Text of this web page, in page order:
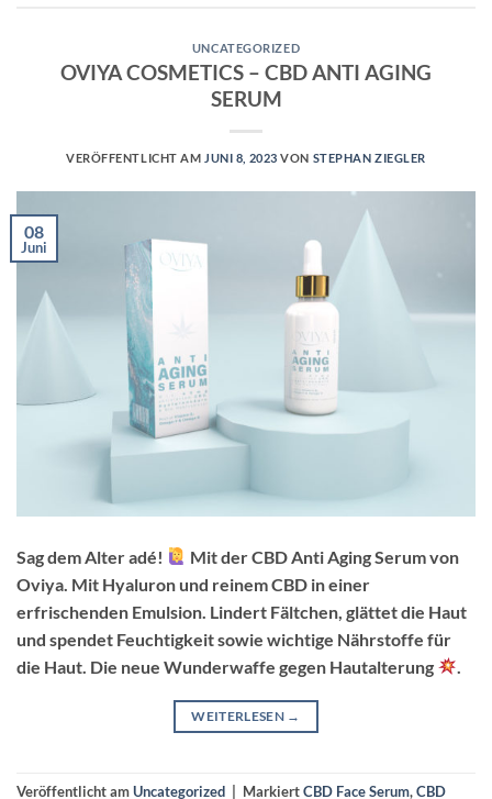
UNCATEGORIZED
OVIYA COSMETICS – CBD ANTI AGING
SERUM
VERÖFFENTLICHT AM JUNI 8, 2023 VON STEPHAN ZIEGLER
08
Juni
Sag dem Alter adé!
Mit der CBD Anti Aging Serum von
Oviya. Mit Hyaluron und reinem CBD in einer
erfrischenden Emulsion. Lindert Fältchen, glättet die Haut
und spendet Feuchtigkeit sowie wichtige Nährstoffe für
die Haut. Die neue Wunderwaffe gegen Hautalterung
WEITERLESEN →
Veröffentlicht amUncategorized MarkiertCBD Face Serum,CBD